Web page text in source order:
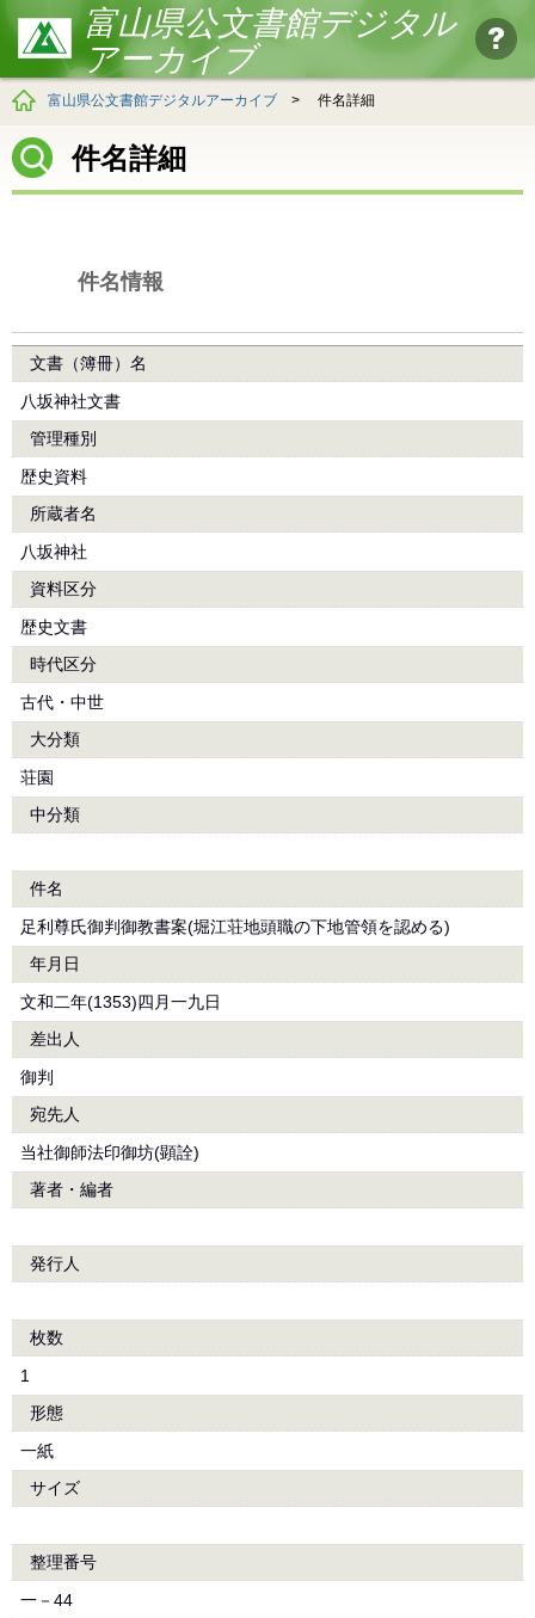
富山県公文書館デジタル
アーカイブ
富山県公文書館デジタルアーカイブ > 件名詳細
件名詳細
件名情報
文書（簿冊）名
八坂神社文書
管理種別
歴史資料
所蔵者名
八坂神社
資料区分
歴史文書
時代区分
古代・中世
大分類
荘園
中分類
件名
足利尊氏御判御教書案(堀江荘地頭職の下地管領を認める)
年月日
文和二年(1353)四月一九日
差出人
御判
宛先人
当社御師法印御坊(顕詮)
著者・編者
発行人
枚数
1
形態
一紙
サイズ
整理番号
一－44